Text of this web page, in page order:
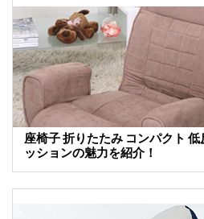
座椅子 折りたたみ コンパクト 低
ッションの魅力を紹介！